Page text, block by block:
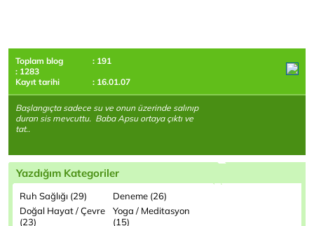
Toplam blog
: 191
: 1283
Kayıt tarihi
: 16.01.07
Başlangıçta sadece su ve onun üzerinde salınıp
duran sis mevcuttu. Baba Apsu ortaya çıktı ve
tat..
Yazdığım Kategoriler
Ruh Sağlığı (29)
Deneme (26)
Doğal Hayat / Çevre
(23)
Yoga / Meditasyon
(15)